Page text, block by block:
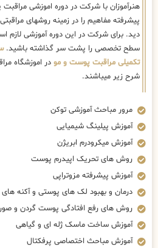
هنرآموزان با شرکت در دوره اموزشی
پیشرفته مفاهیم را در زمینه روشهای
دید. برای شرکت در این دوره آموزشی لازم
سطح تخصصی را پشت سر گذاشته باشید.
تکمیلی مراقبت پوست و مو در اموزشگاه
شرح زیر میباشند.
مرور مباحث آموزشی توکن
آموزش پیلینگ شیمیایی
آموزش میکرودرم ابریژن
روش های تحریک اپیدرم پوست
آموزش پیشرفته مزوتراپی
درمان و بهبود لک های پوستی و آکنه
روش های رفع افتادگی پوست گردن و
آموزش ساخت ماسک ژله ای و گیاهی
آموزش مباحث اختصاصی پرفکتال